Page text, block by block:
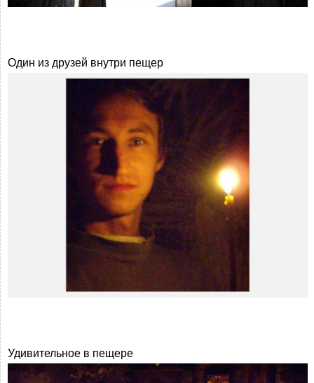
Один из друзей внутри пещер
Удивительное в пещере